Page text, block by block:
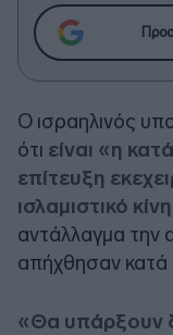
Ο ισραηλινός
ότι είναι «η
επίτευξη
ισλαμιστικό
αντάλλαγμα
απήχθησαν κατά
«Θα υπάρξουν